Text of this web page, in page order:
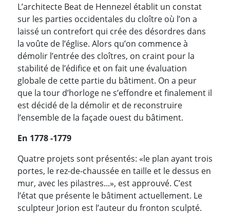
L’architecte Beat de Hennezel établit un constat
sur les parties occidentales du cloître où l’on a
laissé un contrefort qui crée des désordres dans
la voûte de l’église. Alors qu’on commence à
démolir l’entrée des cloîtres, on craint pour la
stabilité de l’édifice et on fait une évaluation
globale de cette partie du bâtiment. On a peur
que la tour d’horloge ne s’effondre et finalement il
est décidé de la démolir et de reconstruire
l’ensemble de la façade ouest du bâtiment.
En 1778 -1779
Quatre projets sont présentés: «le plan ayant trois
portes, le rez-de-chaussée en taille et le dessus en
mur, avec les pilastres...», est approuvé. C’est
l’état que présente le bâtiment actuellement. Le
sculpteur Jorion est l’auteur du fronton sculpté.